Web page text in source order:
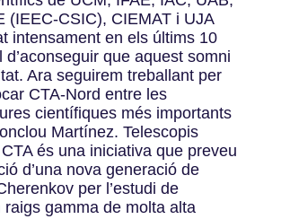
(IEEC-CSIC), CIEMAT i UJA
intensament en els últims 10
d’aconseguir que aquest somni
Ara seguirem treballant per
CTA-Nord entre les
científiques més importants
Martínez. Telescopis
és una iniciativa que preveu
d’una nova generació de
per l’estudi de
raigs gamma de molta alta